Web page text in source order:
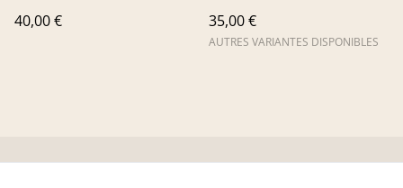
40,00 €
35,00 €
AUTRES VARIANTES DISPONIBLES